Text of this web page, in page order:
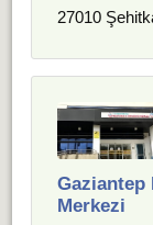
27010
Gaziantep
Merkezi